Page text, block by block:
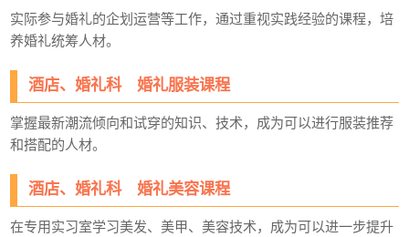
实际参与婚礼的企划运营等工作，通过重视实践经验的课程，培
养婚礼统筹人材。
酒店、婚礼科 婚礼服装课程
掌握最新潮流倾向和试穿的知识、技术，成为可以进行服装推荐
和搭配的人材。
酒店、婚礼科 婚礼美容课程
在专用实习室学习美发、美甲、美容技术，成为可以进一步提升